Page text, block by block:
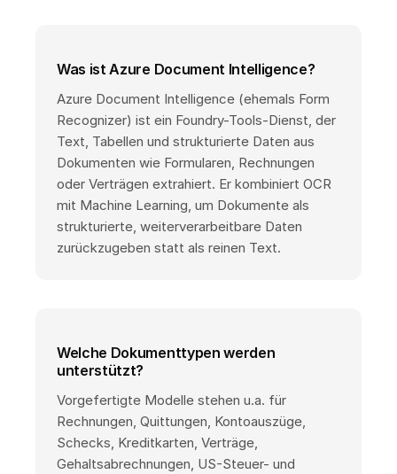
Was ist Azure Document Intelligence?
Azure Document Intelligence (ehemals Form
Recognizer) ist ein Foundry-Tools-Dienst, der
Text, Tabellen und strukturierte Daten aus
Dokumenten wie Formularen, Rechnungen
oder Verträgen extrahiert. Er kombiniert OCR
mit Machine Learning, um Dokumente als
strukturierte, weiterverarbeitbare Daten
zurückzugeben statt als reinen Text.
Welche Dokumenttypen werden
unterstützt?
Vorgefertigte Modelle stehen u.a. für
Rechnungen, Quittungen, Kontoauszüge,
Schecks, Kreditkarten, Verträge,
Gehaltsabrechnungen, US-Steuer- und